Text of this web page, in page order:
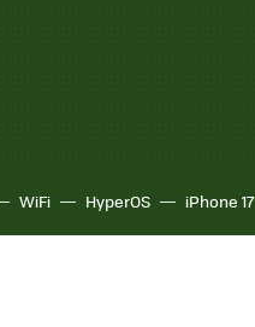
WiFi HyperOS iPhone 17